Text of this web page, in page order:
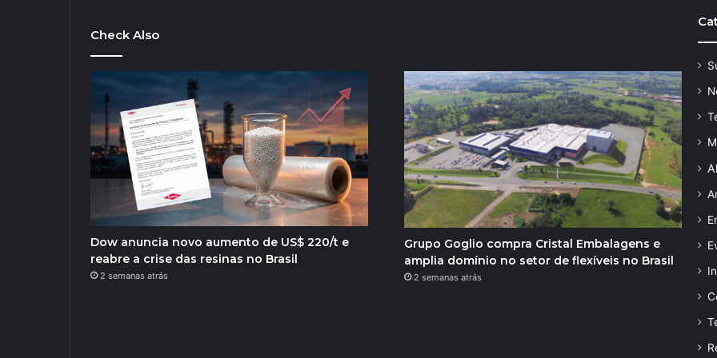
Check Also
Dow anuncia novo aumento de US$ 220/t e
reabre a crise das resinas no Brasil
2 semanas atrás
Grupo Goglio compra Cristal Embalagens e
amplia domínio no setor de flexíveis no Brasil
2 semanas atrás